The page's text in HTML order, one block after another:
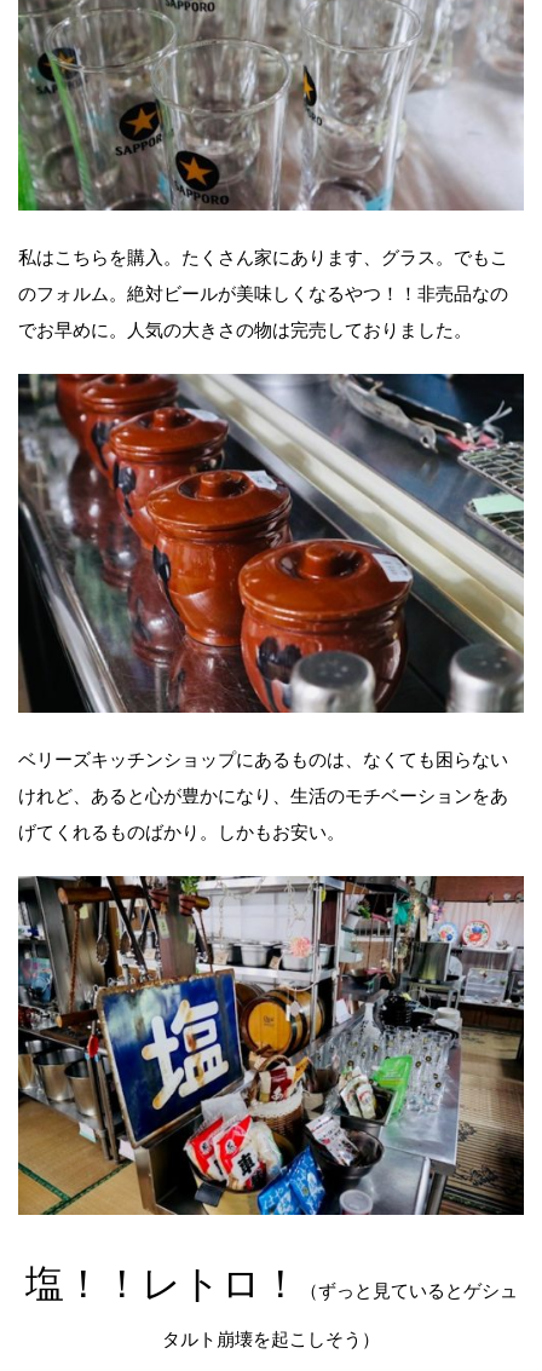
私はこちらを購入。たくさん家にあります、グラス。でもこ
のフォルム。絶対ビールが美味しくなるやつ！！非売品なの
でお早めに。人気の大きさの物は完売しておりました。
ベリーズキッチンショップにあるものは、なくても困らない
けれど、あると心が豊かになり、生活のモチベーションをあ
げてくれるものばかり。しかもお安い。
塩！！レトロ！
（ずっと見ているとゲシュ
タルト崩壊を起こしそう）